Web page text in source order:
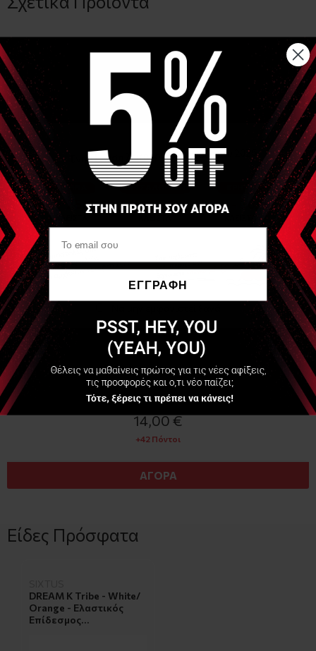
Ψαλίδι Ειδικό για χρήση με αυτοκόλλητες ταινίες 21.5cm
(Scissor Special for taping use)
Διαθέσιμο
14,00 €
+42 Πόντοι
ΑΓΟΡΑ
Είδες Πρόσφατα
DREAM K Tribe - White/
Orange - Ελαστικός
Επίδεσμος
ΕΓΓΡΑΦΗ